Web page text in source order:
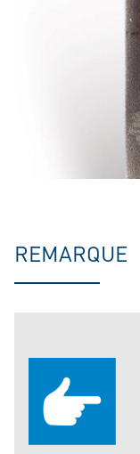
REMARQUE